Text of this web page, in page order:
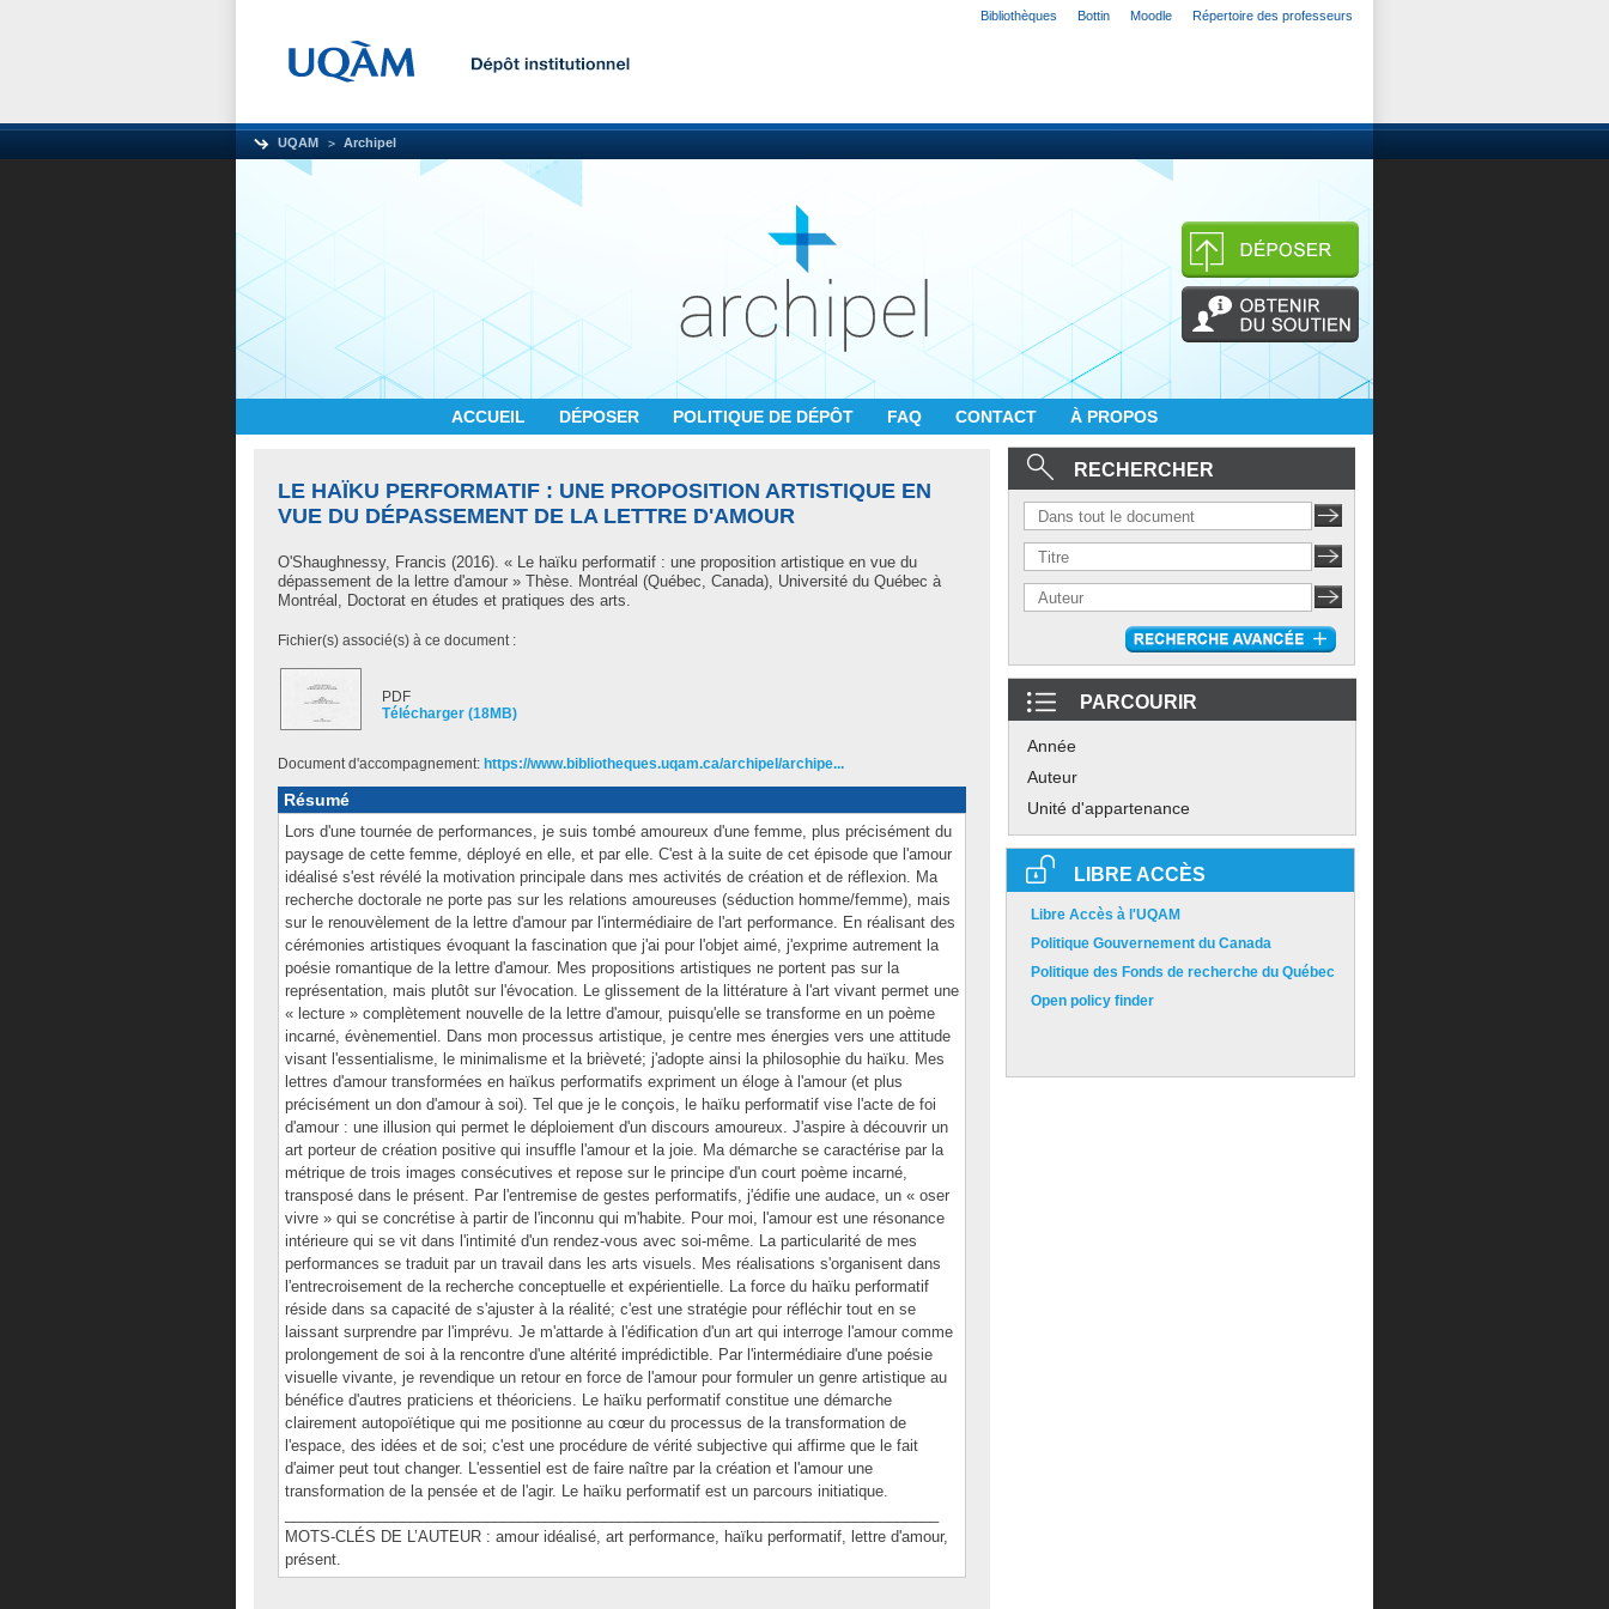
Bibliothèques Bottin Moodle Répertoire des professeurs
UQAM Archipel
ACCUEIL DÉPOSER POLITIQUE DE DÉPÔT FAQ CONTACT À PROPOS
LE HAÏKU PERFORMATIF : UNE PROPOSITION ARTISTIQUE EN
VUE DU DÉPASSEMENT DE LA LETTRE D'AMOUR
O'Shaughnessy, Francis (2016). « Le haïku performatif : une proposition artistique en vue du
dépassement de la lettre d'amour » Thèse. Montréal (Québec, Canada), Université du Québec à
Montréal, Doctorat en études et pratiques des arts.
Fichier(s) associé(s) à ce document :
PDF
Télécharger (18MB)
Document d'accompagnement: https://www.bibliotheques.uqam.ca/archipel/archipe...
Résumé
Lors d'une tournée de performances, je suis tombé amoureux d'une femme, plus précisément du
paysage de cette femme, déployé en elle, et par elle. C'est à la suite de cet épisode que l'amour
idéalisé s'est révélé la motivation principale dans mes activités de création et de réflexion. Ma
recherche doctorale ne porte pas sur les relations amoureuses (séduction homme/femme), mais
sur le renouvèlement de la lettre d'amour par l'intermédiaire de l'art performance. En réalisant des
cérémonies artistiques évoquant la fascination que j'ai pour l'objet aimé, j'exprime autrement la
poésie romantique de la lettre d'amour. Mes propositions artistiques ne portent pas sur la
représentation, mais plutôt sur l'évocation. Le glissement de la littérature à l'art vivant permet une
« lecture » complètement nouvelle de la lettre d'amour, puisqu'elle se transforme en un poème
incarné, évènementiel. Dans mon processus artistique, je centre mes énergies vers une attitude
visant l'essentialisme, le minimalisme et la brièveté; j'adopte ainsi la philosophie du haïku. Mes
lettres d'amour transformées en haïkus performatifs expriment un éloge à l'amour (et plus
précisément un don d'amour à soi). Tel que je le conçois, le haïku performatif vise l'acte de foi
d'amour : une illusion qui permet le déploiement d'un discours amoureux. J'aspire à découvrir un
art porteur de création positive qui insuffle l'amour et la joie. Ma démarche se caractérise par la
métrique de trois images consécutives et repose sur le principe d'un court poème incarné,
transposé dans le présent. Par l'entremise de gestes performatifs, j'édifie une audace, un « oser
vivre » qui se concrétise à partir de l'inconnu qui m'habite. Pour moi, l'amour est une résonance
intérieure qui se vit dans l'intimité d'un rendez-vous avec soi-même. La particularité de mes
performances se traduit par un travail dans les arts visuels. Mes réalisations s'organisent dans
l'entrecroisement de la recherche conceptuelle et expérientielle. La force du haïku performatif
réside dans sa capacité de s'ajuster à la réalité; c'est une stratégie pour réfléchir tout en se
laissant surprendre par l'imprévu. Je m'attarde à l'édification d'un art qui interroge l'amour comme
prolongement de soi à la rencontre d'une altérité imprédictible. Par l'intermédiaire d'une poésie
visuelle vivante, je revendique un retour en force de l'amour pour formuler un genre artistique au
bénéfice d'autres praticiens et théoriciens. Le haïku performatif constitue une démarche
clairement autopoïétique qui me positionne au cœur du processus de la transformation de
l'espace, des idées et de soi; c'est une procédure de vérité subjective qui affirme que le fait
d'aimer peut tout changer. L'essentiel est de faire naître par la création et l'amour une
transformation de la pensée et de l'agir. Le haïku performatif est un parcours initiatique.
MOTS-CLÉS DE L’AUTEUR : amour idéalisé, art performance, haïku performatif, lettre d'amour,
présent.
RECHERCHER
PARCOURIR
Année
Auteur
Unité d'appartenance
LIBRE ACCÈS
Libre Accès à l'UQAM
Politique Gouvernement du Canada
Politique des Fonds de recherche du Québec
Open policy finder